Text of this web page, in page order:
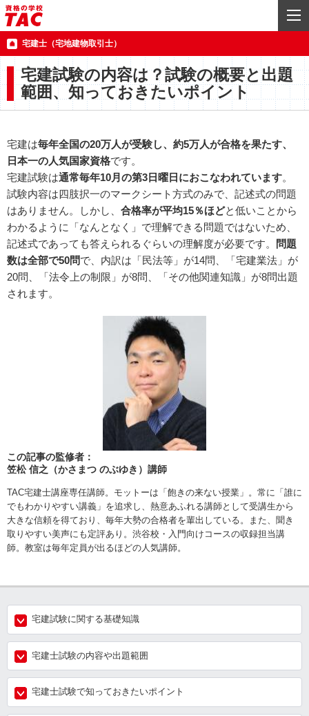
宅建士（宅地建物取引士）
宅建試験の内容は？試験の概要と出題
範囲、知っておきたいポイント
宅建は毎年全国の20万人が受験し、約5万人が合格を果たす、
日本一の人気国家資格です。
宅建試験は通常毎年10月の第3日曜日におこなわれています。
試験内容は四肢択一のマークシート方式のみで、記述式の問題
はありません。しかし、 合格率が平均15％ほどと低いことから
わかるように「なんとなく」で理解できる問題ではないため、
記述式であっても答えられるぐらいの理解度が必要です。
問題
数は全部で50問で、内訳は「民法等」が14問、「宅建業法」が
20問、「法令上の制限」が8問、「その他関連知識」が8問出題
されます。
この記事の監修者：
笠松 信之（かさまつ のぶゆき）講師
TAC宅建士講座専任講師。モットーは「飽きの来ない授業」。常に「誰に
でもわかりやすい講義」を追求し、熱意あふれる講師として受講生から
大きな信頼を得ており、毎年大勢の合格者を輩出している。また、聞き
取りやすい美声にも定評あり。渋谷校・入門向けコースの収録担当講
師。教室は毎年定員が出るほどの人気講師。
宅建試験に関する基礎知識
宅建士試験の内容や出題範囲
宅建士試験で知っておきたいポイント